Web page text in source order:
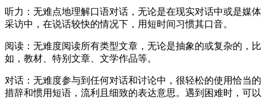
听力：无难点地理解口语对话，无论是在现实对话中或是媒体
采访中，在说话较快的情况下，用短时间习惯其口音。
阅读：无难度阅读所有类型文章，无论是抽象的或复杂的，比
如，教材、特别文章、文学作品等。
对话：无难度参与到任何对话和讨论中，很轻松的使用恰当的
措辞和惯用短语，流利且细致的表达意思。遇到困难时，可以